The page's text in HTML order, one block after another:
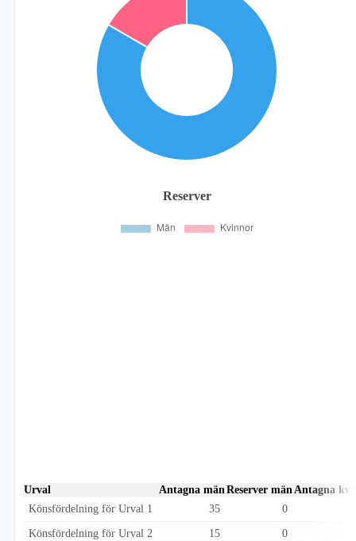
Reserver
Urval Antagna mänReserver mänAntagna
Könsfördelning för Urval 1
35 0
Könsfördelning för Urval 2 15 0